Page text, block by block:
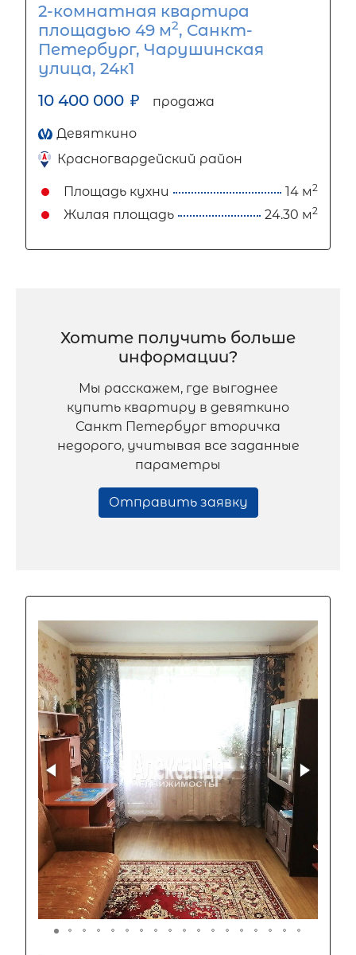
2-комнатная квартира
площадью 49 м2, Санкт-
Петербург, Чарушинская
улица, 24к1
10 400 000 ₽ продажа
Девяткино
Красногвардейский район
Площадь кухни 14 м2
Жилая площадь 24.30 м2
Хотите получить больше
информации?
Мы расскажем, где выгоднее
купить квартиру в девяткино
Санкт Петербург вторичка
недорого, учитывая все заданные
параметры
Отправить заявку